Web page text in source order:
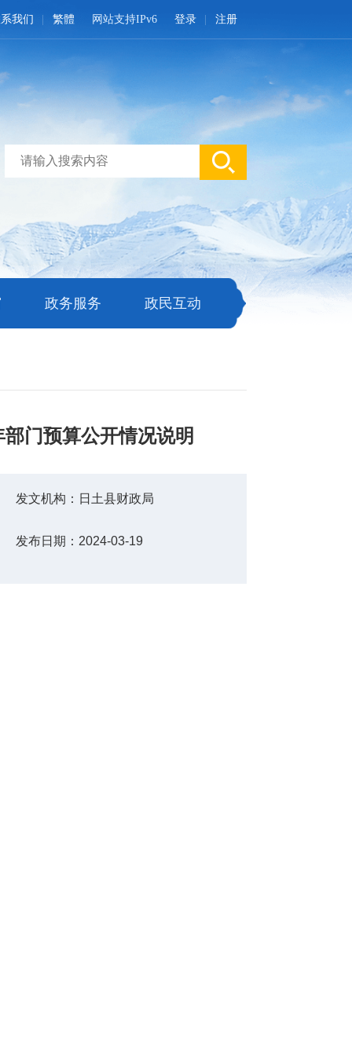
登录 注册
网站支持IPv6
我们 繁體
政务服务 政民互动
门预算公开情况说明
发文机构： 日土县财政局
发布日期： 2024-03-19